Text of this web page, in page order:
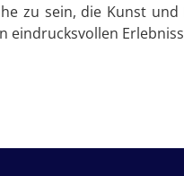
zu sein, die Kunst